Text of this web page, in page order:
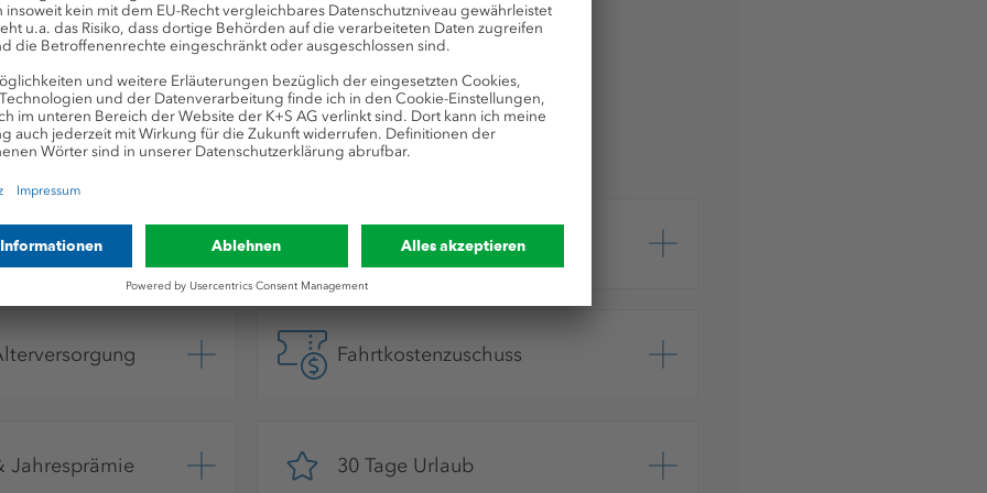
wir Dir
Kumpelmentalität
Fahrtkostenzuschuss
Jahresprämie 30 Tage Urlaub